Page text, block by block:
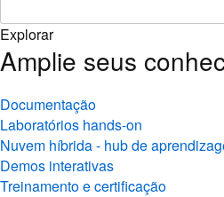
Explorar
Amplie seus
Documentação
Laboratórios hands-on
Nuvem híbrida - hub de
Demos interativas
Treinamento e certificação